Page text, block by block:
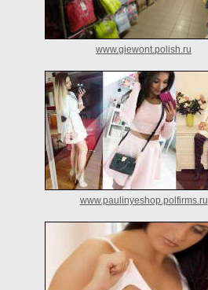
www.giewont.polish.ru
www.paulinyeshop.polfirms.ru